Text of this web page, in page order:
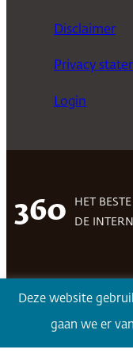
Disclaimer
Privacy
Login
360
HET
DE
Deze website
gaan we er